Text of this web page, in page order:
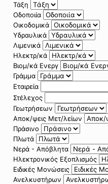
Τάξη
Οδοποιία
Οικοδομικά
Υδραυλικά
Λιμενικά
Ηλεκτρ/κά
Βιομ/κά Ενεργ
Γράμμα
Εταιρεία
Στέλεχος
Γεωτρήσεων
Αποκ/ψεις Μετ/λείων
Πράσινο
Πλωτά
Νερά - Απόβλητα
Ηλεκτρονικός Εξοπλισμός
Ειδικές Μονώσεις
Ανελκυστήρων